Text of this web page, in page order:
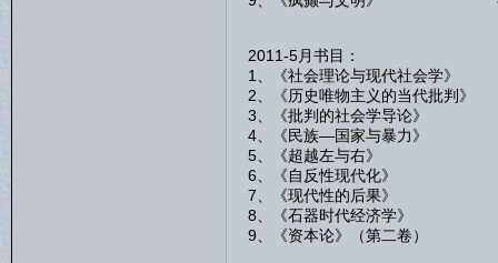
2011-5月书目：
1、《社会理论与现代社会
2、《历史唯物主义的当代
3、《批判的社会学导论
4、《民族—国家与暴力
5、《超越左与右》
6、《自反性现代化》
7、《现代性的后果》
8、《石器时代经济学
9、《资本论》（第二